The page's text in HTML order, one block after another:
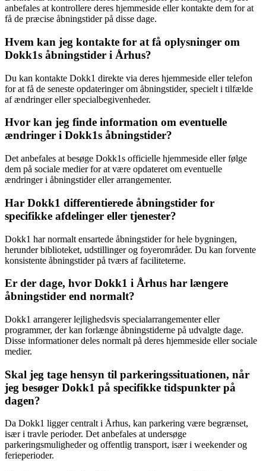
anbefales at kontrollere deres hjemmeside eller kontakte dem for at
få de præcise åbningstider på disse dage.
Hvem kan jeg kontakte for at få oplysninger om
Dokk1s åbningstider i Århus?
Du kan kontakte Dokk1 direkte via deres hjemmeside eller telefon
for at få de seneste opdateringer om åbningstider, specielt i tilfælde
af ændringer eller specialbegivenheder.
Hvor kan jeg finde information om eventuelle
ændringer i Dokk1s åbningstider?
Det anbefales at besøge Dokk1s officielle hjemmeside eller følge
dem på sociale medier for at være opdateret om eventuelle
ændringer i åbningstider eller arrangementer.
Har Dokk1 differentierede åbningstider for
specifikke afdelinger eller tjenester?
Dokk1 har normalt ensartede åbningstider for hele bygningen,
herunder biblioteket, udstillinger og foyerområder. Du kan forvente
konsistente åbningstider på tværs af faciliteterne.
Er der dage, hvor Dokk1 i Århus har længere
åbningstider end normalt?
Dokk1 arrangerer lejlighedsvis specialarrangementer eller
programmer, der kan forlænge åbningstiderne på udvalgte dage.
Disse informationer deles normalt på deres hjemmeside eller sociale
medier.
Skal jeg tage hensyn til parkeringssituationen, når
jeg besøger Dokk1 på specifikke tidspunkter på
dagen?
Da Dokk1 ligger centralt i Århus, kan parkering være begrænset,
især i travle perioder. Det anbefales at undersøge
parkeringsmuligheder og offentlig transport, især i weekender og
ferieperioder.